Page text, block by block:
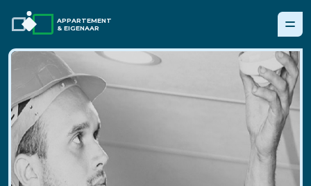
APPARTEMENT
& EIGENAAR